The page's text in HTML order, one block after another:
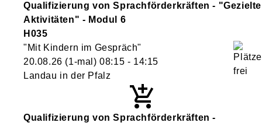
Qualifizierung von Sprachförderkräften - "Gezielte
Aktivitäten" - Modul 6
H035
"Mit Kindern im Gespräch"
20.08.26 (1-mal)08:15 - 14:15
Landau in der Pfalz
Qualifizierung von Sprachförderkräften -